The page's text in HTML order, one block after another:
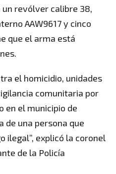
revólver calibre 38,
AAW9617 y cinco
que el arma está
el homicidio, unidades
comunitaria por
en el municipio de
de una persona que
ilegal”, explicó la coronel
de la Policía